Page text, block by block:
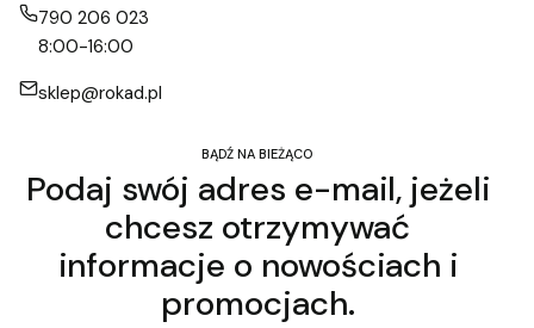
790 206 023
8:00-16:00
sklep@rokad.pl
BĄDŹ NA BIEŻĄCO
Podaj swój adres e-mail, jeżeli
chcesz otrzymywać
informacje o nowościach i
promocjach.